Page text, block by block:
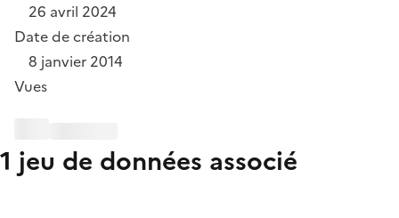
26 avril 2024
Date de création
8 janvier 2014
Vues
1 jeu de données associé